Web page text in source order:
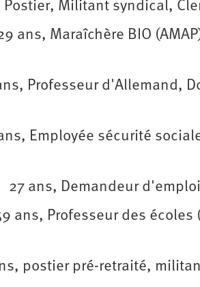
Militant syndical,
ans, Maraîchère BIO
Professeur d'Allemand,
Employée sécurité
27 ans, Demandeur
ans, Professeur des
postier pré-retraité,